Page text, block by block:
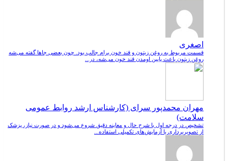
اصغری
قسمت مربوط به روغن زیتون و قند خون برام جالب بود. چون بعضی جاها گفته می‌شه
روغن زیتون باعث پایین اومدن قند خون می‌شه، در...
مهران محمدپور سرای (کارشناس ارشد روابط عمومی
سلامت)
تشخیص در درجه اول با شرح حال و معاینه دقیق شروع می‌شود و در صورت نیاز، پزشک
از تصویربرداری یا آزمایش‌های تکمیلی استفاده...